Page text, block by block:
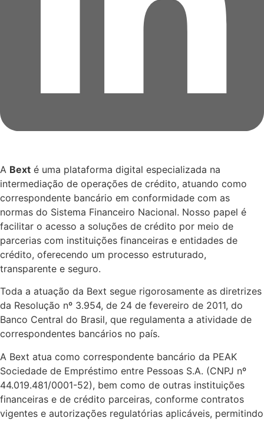
A Bext é uma plataforma digital especializada na
intermediação de operações de crédito, atuando como
correspondente bancário em conformidade com as
normas do Sistema Financeiro Nacional. Nosso papel é
facilitar o acesso a soluções de crédito por meio de
parcerias com instituições financeiras e entidades de
crédito, oferecendo um processo estruturado,
transparente e seguro.
Toda a atuação da Bext segue rigorosamente as diretrizes
da Resolução nº 3.954, de 24 de fevereiro de 2011, do
Banco Central do Brasil, que regulamenta a atividade de
correspondentes bancários no país.
A Bext atua como correspondente bancário da PEAK
Sociedade de Empréstimo entre Pessoas S.A. (CNPJ nº
44.019.481/0001-52), bem como de outras instituições
financeiras e de crédito parceiras, conforme contratos
vigentes e autorizações regulatórias aplicáveis, permitindo